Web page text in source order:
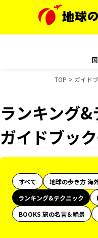
TOP ガイド
ランキング
ガイドブッ
すべて 地球の歩き方 海
ランキング&テクニック
BOOKS 旅の名言＆絶景